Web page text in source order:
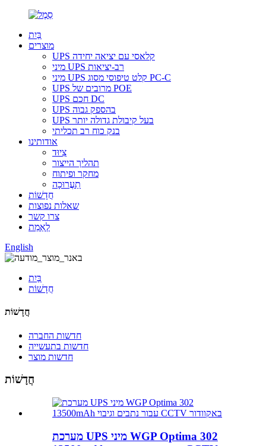
בַּיִת
מוצרים
UPS קלאסי עם יציאה יחידה
מיני UPS רב-יציאות
מיני UPS קלט טיפוסי מסוג PC-C
UPS מרובים של POE
UPS חכם DC
UPS בהספק גבוה
UPS בעל קיבולת גדולה יותר
בנק כוח רב תכליתי
אודותינו
צִיוּד
תהליך הייצור
מחקר ופיתוח
תַעֲרוּכָה
חֲדָשׁוֹת
שאלות נפוצות
צרו קשר
לְאַמֵת
English
בַּיִת
חֲדָשׁוֹת
חֲדָשׁוֹת
חדשות החברה
חדשות בתעשייה
חדשות מוצר
חֲדָשׁוֹת
מערכת UPS מיני WGP Optima 302